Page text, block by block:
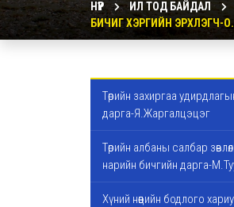
НҮҮР ИЛ ТОД БАЙДАЛ
БИЧИГ ХЭРГИЙН ЭРХЛЭГЧ-
Төрийн захиргаа
дарга-Я.Жаргалцэцэг
Төрийн албаны салбар
нарийн бичгийн дарга-
Хүний нөөцийн бодлого